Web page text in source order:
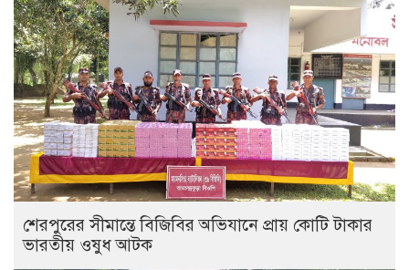
শেরপুরের সীমান্তে বিজিবির অভিযানে প্রায় কোটি টাকার
ভারতীয় ওষুধ আটক